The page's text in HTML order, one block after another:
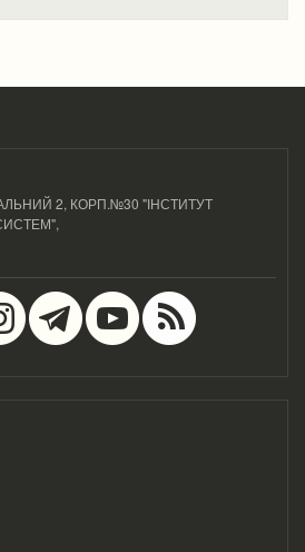
2, КОРП.№30 "ІНСТИТУТ